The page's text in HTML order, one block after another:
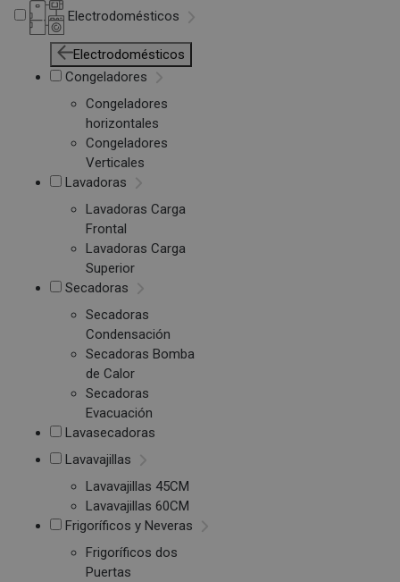
Electrodomésticos
Electrodomésticos
Congeladores
Congeladores
horizontales
Congeladores
Verticales
Lavadoras
Lavadoras Carga
Frontal
Lavadoras Carga
Superior
Secadoras
Secadoras
Condensación
Secadoras Bomba
de Calor
Secadoras
Evacuación
Lavasecadoras
Lavavajillas
Lavavajillas 45CM
Lavavajillas 60CM
Frigoríficos y Neveras
Frigoríficos dos
Puertas